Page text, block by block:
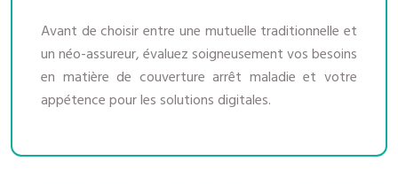
Avant de choisir entre une mutuelle traditionnelle et
un néo-assureur, évaluez soigneusement vos besoins
en matière de couverture arrêt maladie et votre
appétence pour les solutions digitales.